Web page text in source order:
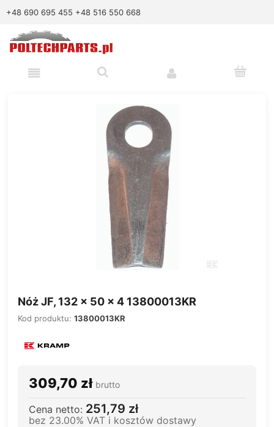
+48 690 695 455 +48 516 550 668
Nóż JF, 132 x 50 x 4 13800013KR
Kod produktu: 13800013KR
309,70 zł brutto
Cena netto: 251,79 zł
bez 23.00% VAT i kosztów dostawy